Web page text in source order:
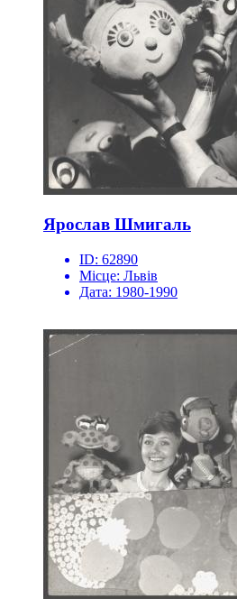
Ярослав Шмигаль
ID: 62890
Місце: Львів
Дата: 1980-1990